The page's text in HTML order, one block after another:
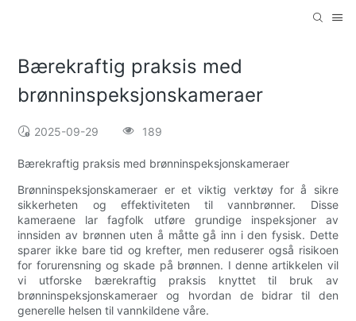
Bærekraftig praksis med
brønninspeksjonskameraer
2025-09-29 189
Bærekraftig praksis med brønninspeksjonskameraer
Brønninspeksjonskameraer er et viktig verktøy for å sikre
sikkerheten og effektiviteten til vannbrønner. Disse
kameraene lar fagfolk utføre grundige inspeksjoner av
innsiden av brønnen uten å måtte gå inn i den fysisk. Dette
sparer ikke bare tid og krefter, men reduserer også risikoen
for forurensning og skade på brønnen. I denne artikkelen vil
vi utforske bærekraftig praksis knyttet til bruk av
brønninspeksjonskameraer og hvordan de bidrar til den
generelle helsen til vannkildene våre.